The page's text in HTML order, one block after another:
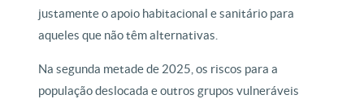
justamente o apoio habitacional e sanitário para
aqueles que não têm alternativas.
Na segunda metade de 2025, os riscos para a
população deslocada e outros grupos vulneráveis